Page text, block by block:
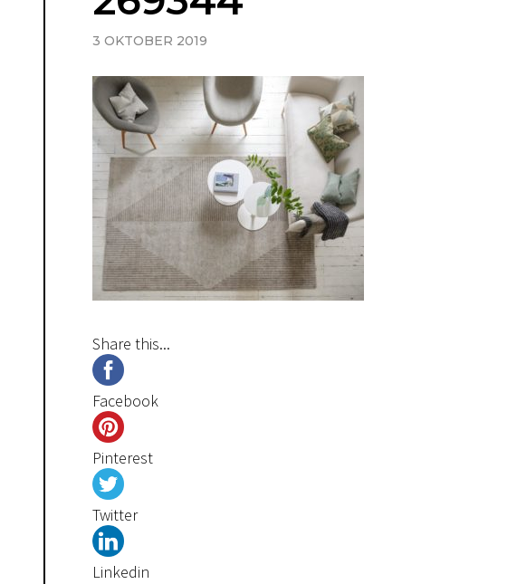
3 OKTOBER 2019
Share this...
Facebook
Pinterest
Twitter
Linkedin